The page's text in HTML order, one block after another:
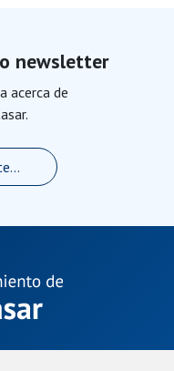
newsletter
acerca de